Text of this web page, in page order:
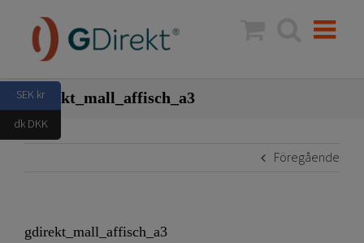
innehållet
gdirekt_mall_affisch_a3
Föregående
gdirekt_mall_affisch_a3
SEK kr
dk DKK